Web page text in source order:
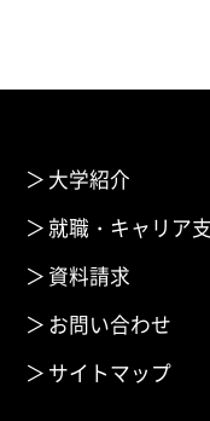
大学紹介
就職・キャリア
資料請求
お問い合わせ
サイトマップ